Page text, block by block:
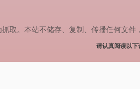
取。本站不储存、复制、传播任何文
请认真阅读以下